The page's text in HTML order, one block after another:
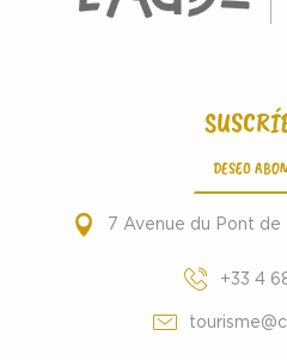
DESEO
7 Avenue du Pont de
+33 4